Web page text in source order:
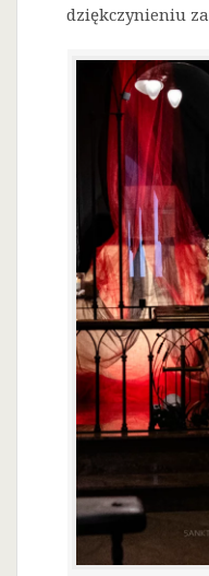
dziękczynieniu